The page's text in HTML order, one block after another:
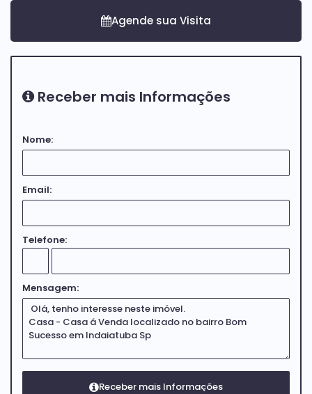
Receber mais Informações
Nome:
Email:
Telefone:
Mensagem: